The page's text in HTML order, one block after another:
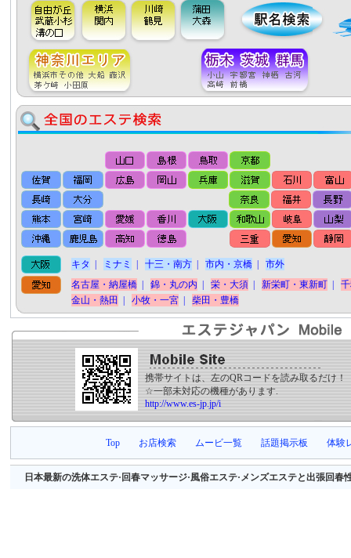
キタ ミナミ 十三・南方 市内・京橋
市外
名古屋・納屋橋
錦・丸の内 栄・大須 新栄町・東新町
金山・熱田
小牧・一宮 柴田・豊橋
携帯サイトは、左のQRコードを読み取るだけ！
☆一部未対応の機種があります.
http://www.es-jp.jp/i
Top お店検索 ムービ一覧 話題掲示板 体験
日本最新の洗体エステ·回春マッサージ·風俗エステ·メンズエステと出張回